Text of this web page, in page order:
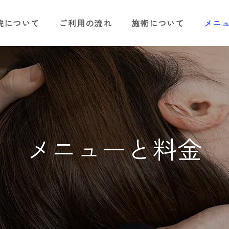
について ご利用の流れ 施術について メニ
メニューと料金